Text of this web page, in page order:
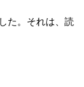
た。それは、読